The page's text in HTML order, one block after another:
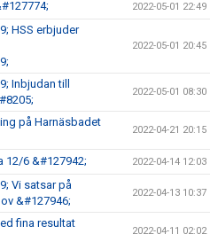
2022-05-01 22:49
HSS erbjuder
2022-05-01 20:45
Inbjudan till
2022-05-01 08:30
på Harnäsbadet
2022-04-21 20:15
12/6 &#127942; 2022-04-14 12:03
Vi satsar på
&#127946;
2022-04-13 10:37
fina resultat
2022-04-11 02:02